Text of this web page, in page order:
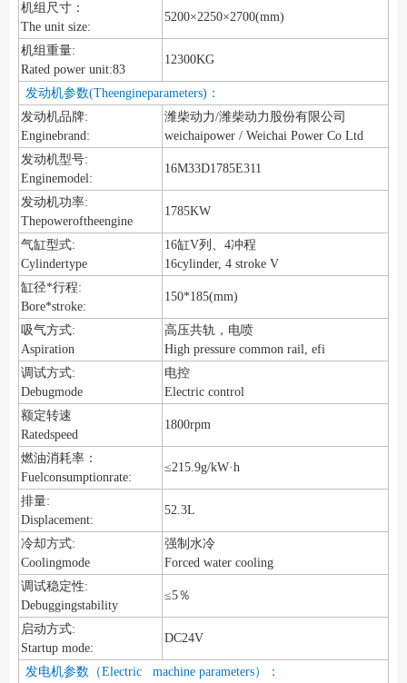
机组尺寸：
The unit size:
5200×2250×2700(mm)
机组重量:
Rated power unit:83
12300KG
发动机参数(Theengineparameters)：
发动机品牌:
Enginebrand:
潍柴动力/潍柴动力股份有限公司
weichaipower / Weichai Power Co Ltd
发动机型号:
Enginemodel:
16M33D1785E311
发动机功率:
Thepoweroftheengine
1785KW
气缸型式:
Cylindertype
16缸V列、4冲程
16cylinder, 4 stroke V
缸径*行程:
Bore*stroke:
150*185(mm)
吸气方式:
Aspiration
高压共轨，电喷
High pressure common rail, efi
调试方式:
Debugmode
电控
Electric control
额定转速
Ratedspeed
1800rpm
燃油消耗率：
Fuelconsumptionrate:
≤215.9g/kW·h
排量:
Displacement:
52.3L
冷却方式:
Coolingmode
强制水冷
Forced water cooling
调试稳定性:
Debuggingstability
≤5％
启动方式:
Startup mode:
DC24V
发电机参数（Electric machine parameters）：